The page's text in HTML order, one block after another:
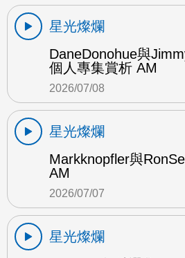
星光燦爛
DaneDonohue與
個人專集賞析 AM
2026/07/08
星光燦爛
Markknopfler與
AM
2026/07/07
星光燦爛